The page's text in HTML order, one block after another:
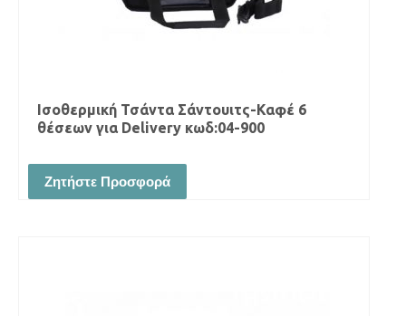
Ισοθερμική Τσάντα Σάντουιτς-Καφέ 6
θέσεων για Delivery κωδ:04-900
Ζητήστε Προσφορά